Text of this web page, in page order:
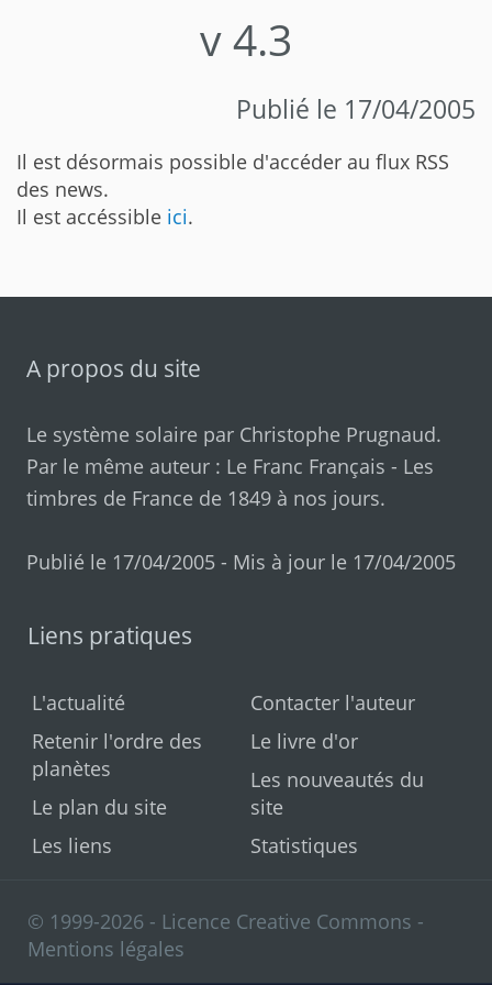
v 4.3
Publié le 17/04/2005
Il est désormais possible d'accéder au flux RSS
des news.
Il est accéssible ici.
A propos du site
Le système solaire par Christophe Prugnaud.
Par le même auteur : Le Franc Français - Les
timbres de France de 1849 à nos jours.
Publié le 17/04/2005 - Mis à jour le 17/04/2005
Liens pratiques
L'actualité
Retenir l'ordre des
planètes
Le plan du site
Les liens
Contacter l'auteur
Le livre d'or
Les nouveautés du
site
Statistiques
© 1999-2026 - Licence Creative Commons -
Mentions légales